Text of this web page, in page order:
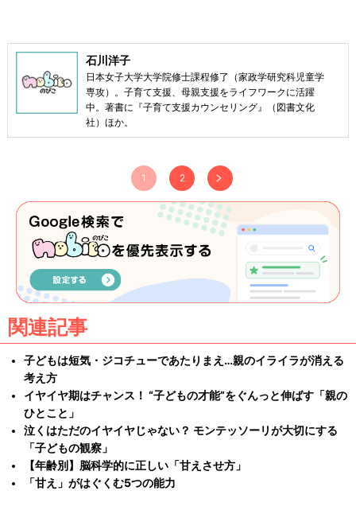
石川洋子
日本女子大学大学院修士課程修了（家政学研究科児童学
専攻）。子育て支援、母親支援をライフワークに活躍
中。著書に『子育て支援カウンセリング』（図書文化
社）ほか。
1 2
関連記事
子どもは短気・ジコチューであたりまえ…親のイライラが消える
考え方
イヤイヤ期はチャンス！ “子どもの才能”をぐんっと伸ばす「親の
ひとこと」
泣くはただのイヤイヤじゃない？ モンテッソーリが大切にする
「子どもの観察」
【年齢別】脳科学的に正しい「甘えさせ方」
「甘え」がはぐくむ5つの能力